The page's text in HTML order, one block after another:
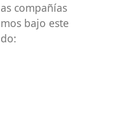
compañías
bajo este